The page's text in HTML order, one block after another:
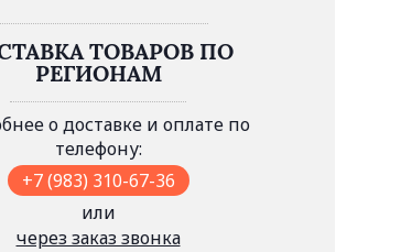
ТОВАРОВ ПО
РЕГИОНАМ
о доставке и оплате по
телефону:
+7 (983) 310-67-36
или
через заказ звонка